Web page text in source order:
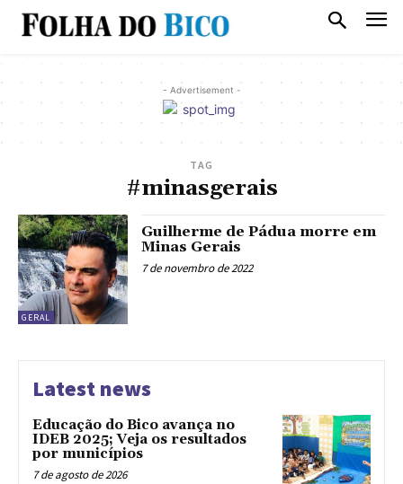
- Advertisement -
TAG
#minasgerais
GERAL
Guilherme de Pádua morre em
Minas Gerais
7 de novembro de 2022
Latest news
Educação do Bico avança no
IDEB 2025; Veja os resultados
por municípios
7 de agosto de 2026